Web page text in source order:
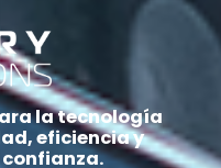
la tecnología
eficiencia y